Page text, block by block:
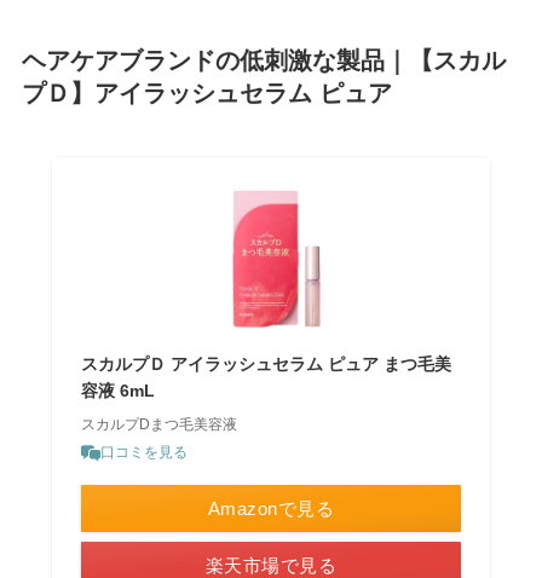
ヘアケアブランドの低刺激な製品｜【スカル
プＤ】アイラッシュセラム ピュア
スカルプＤ アイラッシュセラム ピュア まつ毛美
容液 6mL
スカルプDまつ毛美容液
口コミを見る
Amazonで見る
楽天市場で見る